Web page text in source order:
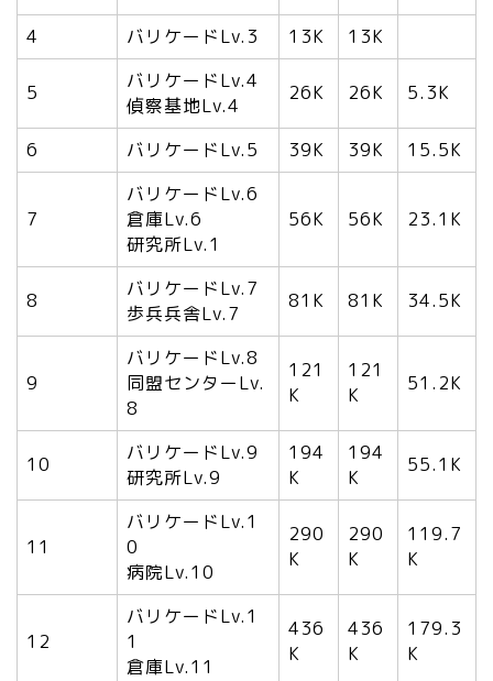
4
バリケードLv.3 13K 13K
5
バリケードLv.4
偵察基地Lv.4
26K 26K 5.3K
6 バリケードLv.5 39K 39K 15.5K
7
バリケードLv.6
倉庫Lv.6
研究所Lv.1
56K 56K 23.1K
8
バリケードLv.7
歩兵兵舎Lv.7
81K 81K 34.5K
9
バリケードLv.8
同盟センターLv.
8
121
K
121
K
51.2K
10
バリケードLv.9
研究所Lv.9
194
K
194
K
55.1K
11
バリケードLv.1
0
病院Lv.10
290
K
290
K
119.7
K
12
バリケードLv.1
1
倉庫Lv.11
436
K
436
K
179.3
K